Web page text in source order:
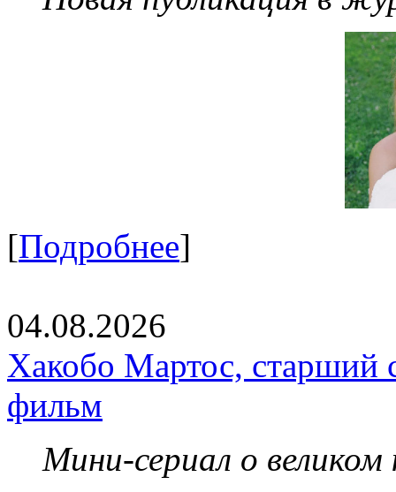
[Подробнее]
04.08.2026
Хакобо Мартос, старший
фильм
Мини-сериал о великом